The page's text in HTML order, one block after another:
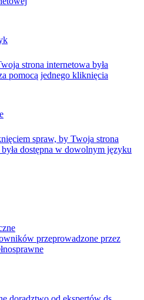
strona internetowa była
pomocą jednego kliknięcia
spraw, by Twoja strona
dostępna w dowolnym języku
przeprowadzone przez